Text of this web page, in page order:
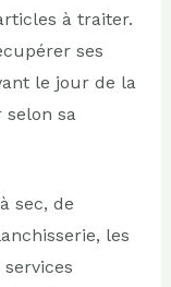
à traiter.
ses
le jour de la
sa
sec, de
les